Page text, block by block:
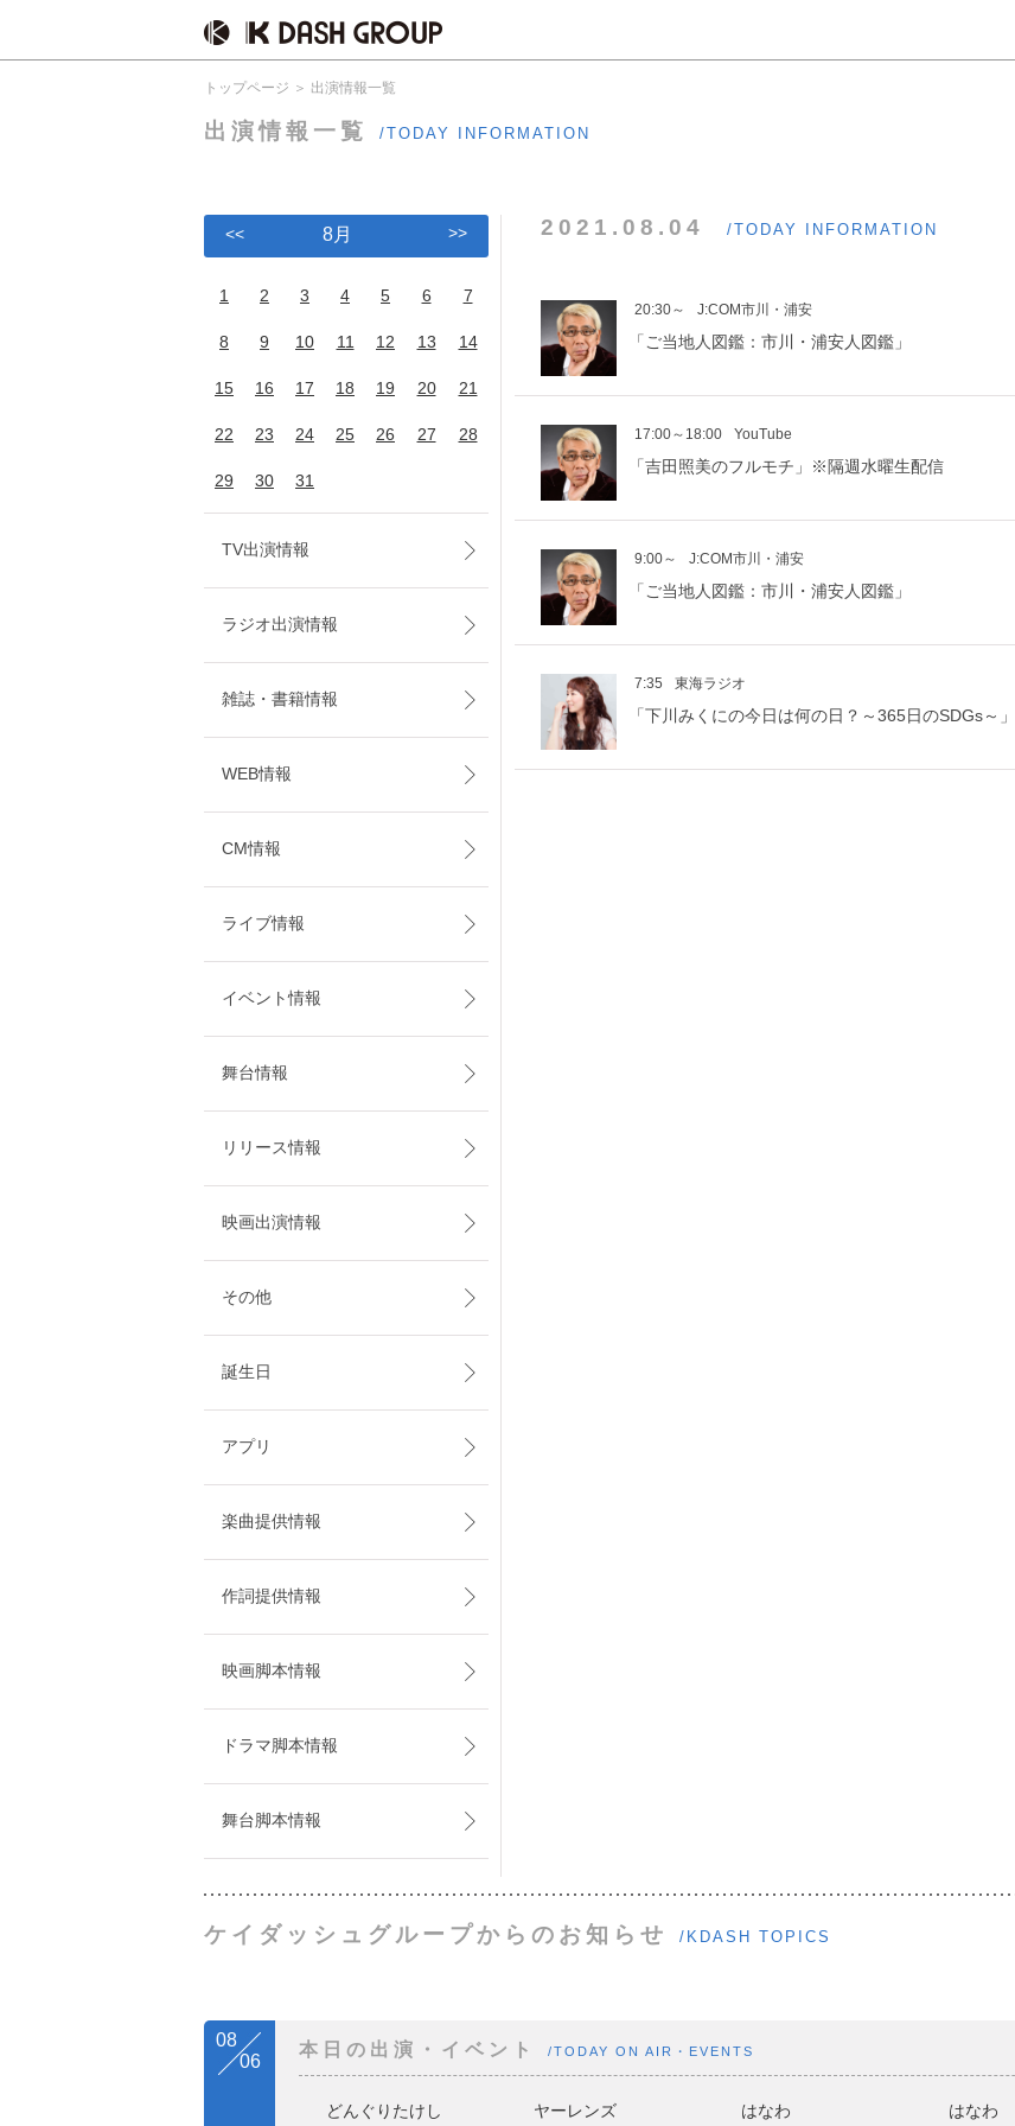
トップページ 出演情報一覧
出演情報一覧 /TODAY INFORMATION
2021.08.04 /TODAY INFORMATION
20:30～ J:COM市川・浦安
「ご当地人図鑑：市川・浦安人図鑑」
17:00～18:00 YouTube
「吉田照美のフルモチ」※隔週水曜生配信
9:00～ J:COM市川・浦安
「ご当地人図鑑：市川・浦安人図鑑」
7:35 東海ラジオ
「下川みくにの今日は何の日？～365日のSDGs～
<< 8月 >>
1 2 3 4 5 6 7
8 9 10 11 12 13 14
15 16 17 18 19 20 21
22 23 24 25 26 27 28
29 30 31
TV出演情報
ラジオ出演情報
雑誌・書籍情報
WEB情報
CM情報
ライブ情報
イベント情報
舞台情報
リリース情報
映画出演情報
その他
誕生日
アプリ
楽曲提供情報
作詞提供情報
映画脚本情報
ドラマ脚本情報
舞台脚本情報
ケイダッシュグループからのお知らせ /KDASH TOPICS
08
06
本日の出演・イベント /TODAY ON AIR・EVENTS
どんぐりたけし ヤーレンズ はなわ はなわ